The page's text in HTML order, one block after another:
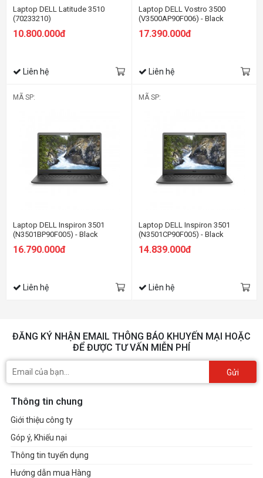
Laptop DELL Latitude 3510
(70233210)
10.800.000đ
Liên hệ
Laptop DELL Vostro 3500
(V3500AP90F006) - Black
17.390.000đ
Liên hệ
MÃ SP:
Laptop DELL Inspiron 3501
(N3501BP90F005) - Black
16.790.000đ
Liên hệ
MÃ SP:
Laptop DELL Inspiron 3501
(N3501CP90F005) - Black
14.839.000đ
Liên hệ
ĐĂNG KÝ NHẬN EMAIL THÔNG BÁO KHUYẾN MẠI HOẶC
ĐỂ ĐƯỢC TƯ VẤN MIỄN PHÍ
Gửi
Thông tin chung
Giới thiệu công ty
Góp ý, Khiếu nại
Thông tin tuyển dụng
Hướng dẫn mua Hàng